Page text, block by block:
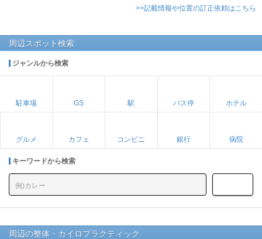
>>記載情報や位置の訂正依頼はこちら
周辺スポット検索
ジャンルから検索
駐車場 GS 駅 バス停 ホテル
グルメ カフェ コンビニ 銀行 病院
キーワードから検索
周辺の整体・カイロプラクティック